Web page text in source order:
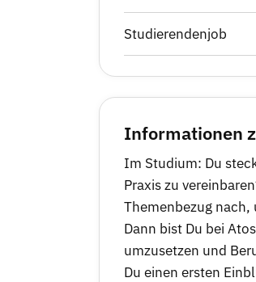
Studierendenjob
Informationen
Im Studium: Du
Praxis zu
Themenbezug nach,
Dann bist Du bei
umzusetzen und
Du einen ersten